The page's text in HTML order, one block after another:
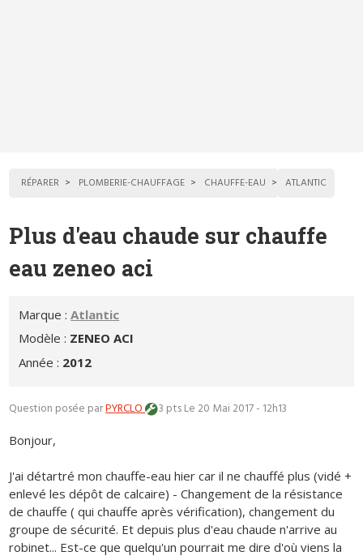
RÉPARER PLOMBERIE-CHAUFFAGE CHAUFFE-EAU ATLANTIC
Plus d'eau chaude sur chauffe
eau zeneo aci
Marque :Atlantic
Modèle : ZENEO ACI
Année : 2012
Question posée parPYRCLO 3 ptsLe 20 Mai 2017 - 12h13
Bonjour,
J'ai détartré mon chauffe-eau hier car il ne chauffé plus (vidé +
enlevé les dépôt de calcaire) - Changement de la résistance
de chauffe ( qui chauffe après vérification), changement du
groupe de sécurité. Et depuis plus d'eau chaude n'arrive au
robinet... Est-ce que quelqu'un pourrait me dire d'où viens la